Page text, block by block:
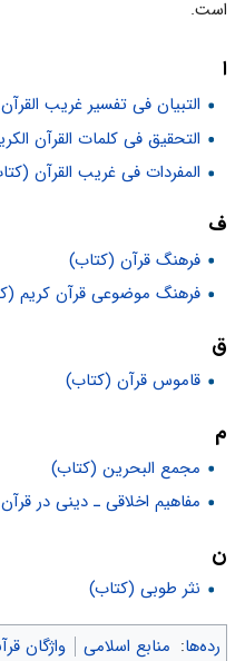
است.
ا
التبیان فی تفسیر غریب
التحقیق فی کلمات القرآن
المفردات فی غریب القرآن
ف
فرهنگ قرآن (کتاب)
فرهنگ موضوعی قرآن کریم
ق
قاموس قرآن (کتاب)
م
مجمع البحرین (کتاب)
مفاهیم اخلاقی ـ دینی در
ن
نثر طوبی (کتاب)
رده‌ها: منابع اسلامی واژگان